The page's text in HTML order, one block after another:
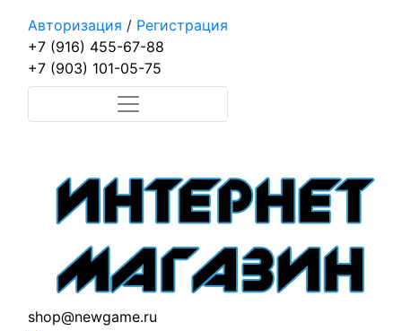
Авторизация / Регистрация
+7 (916) 455-67-88
+7 (903) 101-05-75
shop@newgame.ru